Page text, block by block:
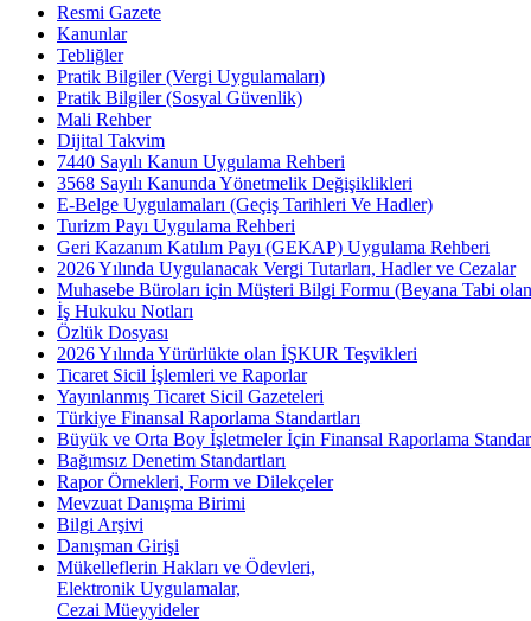
Resmi Gazete
Kanunlar
Tebliğler
Pratik Bilgiler (Vergi Uygulamaları)
Pratik Bilgiler (Sosyal Güvenlik)
Mali Rehber
Dijital Takvim
7440 Sayılı Kanun Uygulama Rehberi
3568 Sayılı Kanunda Yönetmelik Değişiklikleri
E-Belge Uygulamaları (Geçiş Tarihleri Ve Hadler)
Turizm Payı Uygulama Rehberi
Geri Kazanım Katılım Payı (GEKAP) Uygulama Rehberi
2026 Yılında Uygulanacak Vergi Tutarları, Hadler ve Cezalar
Muhasebe Büroları için Müşteri Bilgi Formu (Beyana Tabi
İş Hukuku Notları
Özlük Dosyası
2026 Yılında Yürürlükte olan İŞKUR Teşvikleri
Ticaret Sicil İşlemleri ve Raporlar
Yayınlanmış Ticaret Sicil Gazeteleri
Türkiye Finansal Raporlama Standartları
Büyük ve Orta Boy İşletmeler İçin Finansal Raporlama
Bağımsız Denetim Standartları
Rapor Örnekleri, Form ve Dilekçeler
Mevzuat Danışma Birimi
Bilgi Arşivi
Danışman Girişi
Mükelleflerin Hakları ve Ödevleri,
Elektronik Uygulamalar,
Cezai Müeyyideler